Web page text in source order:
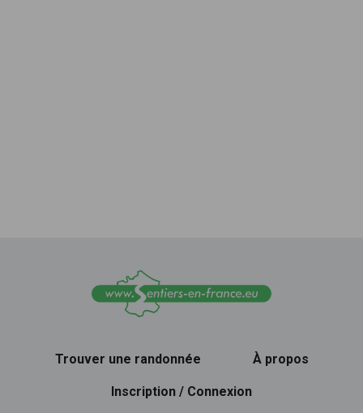
Trouver une randonnée À propos
Inscription / Connexion